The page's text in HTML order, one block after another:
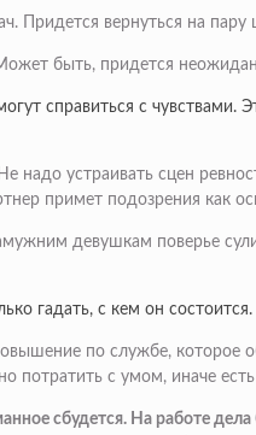
Придется вернуться на пару
быть, придется
справиться с чувствами.
надо устраивать сцен
примет подозрения как
девушкам поверье
гадать, с кем он состоится.
по службе, которое
с умом, иначе
сбудется. На работе